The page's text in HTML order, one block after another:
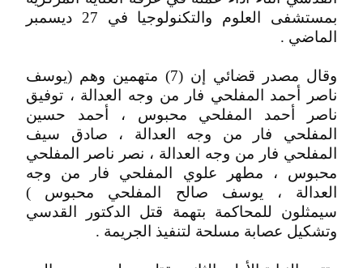
بمستشفى العلوم والتكنولوجيا في 27 ديسمبر
الماضي .
وقال مصدر قضائي إن (7) متهمين وهم (يوسف
ناصر أحمد المفلحي فار من وجه العدالة ، توفيق
ناصر أحمد المفلحي محبوس ، أحمد حسين
المفلحي فار من وجه العدالة ، صادق سيف
المفلحي فار من وجه العدالة ، نصر ناصر المفلحي
محبوس ، مطهر علوي المفلحي فار من وجه
العدالة ، يوسف صالح المفلحي محبوس )
سيمثلون للمحاكمة بتهمة قتل الدكتور القدسي
وتشكيل عصابة مسلحة لتنفيذ الجريمة .